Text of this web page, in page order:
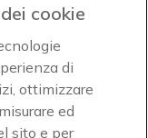
sicurezza
cookie
di
ottimizzare
ed
sito e per